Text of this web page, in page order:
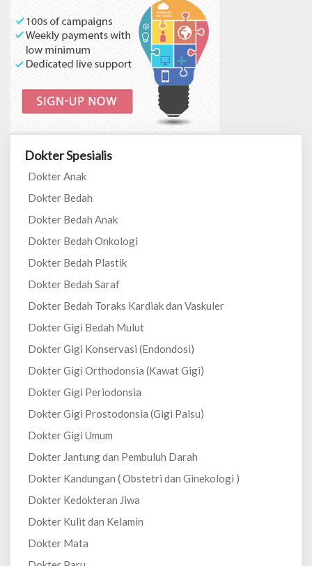
Dokter Spesialis
Dokter Anak
Dokter Bedah
Dokter Bedah Anak
Dokter Bedah Onkologi
Dokter Bedah Plastik
Dokter Bedah Saraf
Dokter Bedah Toraks Kardiak dan Vaskuler
Dokter Gigi Bedah Mulut
Dokter Gigi Konservasi (Endondosi)
Dokter Gigi Orthodonsia (Kawat Gigi)
Dokter Gigi Periodonsia
Dokter Gigi Prostodonsia (Gigi Palsu)
Dokter Gigi Umum
Dokter Jantung dan Pembuluh Darah
Dokter Kandungan ( Obstetri dan Ginekologi )
Dokter Kedokteran Jiwa
Dokter Kulit dan Kelamin
Dokter Mata